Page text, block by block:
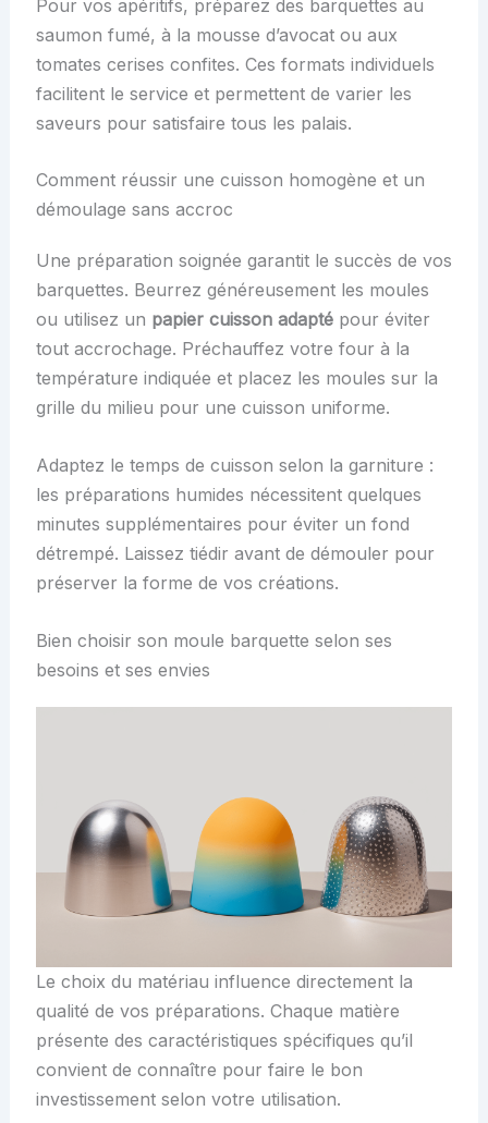
Pour vos apéritifs, préparez des barquettes au
saumon fumé, à la mousse d’avocat ou aux
tomates cerises confites. Ces formats individuels
facilitent le service et permettent de varier les
saveurs pour satisfaire tous les palais.
Comment réussir une cuisson homogène et un
démoulage sans accroc
Une préparation soignée garantit le succès de vos
barquettes. Beurrez généreusement les moules
ou utilisez un papier cuisson adaptépour éviter
tout accrochage. Préchauffez votre four à la
température indiquée et placez les moules sur la
grille du milieu pour une cuisson uniforme.
Adaptez le temps de cuisson selon la garniture :
les préparations humides nécessitent quelques
minutes supplémentaires pour éviter un fond
détrempé. Laissez tiédir avant de démouler pour
préserver la forme de vos créations.
Bien choisir son moule barquette selon ses
besoins et ses envies
Le choix du matériau influence directement la
qualité de vos préparations. Chaque matière
présente des caractéristiques spécifiques qu’il
convient de connaître pour faire le bon
investissement selon votre utilisation.